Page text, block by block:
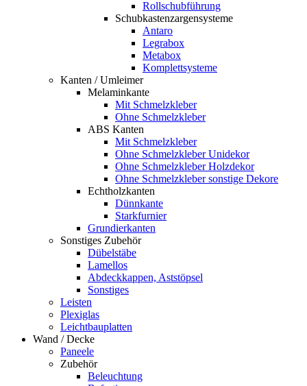
Rollschubführung
Schubkastenzargensysteme
Antaro
Legrabox
Metabox
Komplettsysteme
Kanten / Umleimer
Melaminkante
Mit Schmelzkleber
Ohne Schmelzkleber
ABS Kanten
Mit Schmelzkleber
Ohne Schmelzkleber Unidekor
Ohne Schmelzkleber Holzdekor
Ohne Schmelzkleber sonstige Dekore
Echtholzkanten
Dünnkante
Starkfurnier
Grundierkanten
Sonstiges Zubehör
Dübelstäbe
Lamellos
Abdeckkappen, Aststöpsel
Sonstiges
Leisten
Plexiglas
Leichtbauplatten
Wand / Decke
Paneele
Zubehör
Beleuchtung